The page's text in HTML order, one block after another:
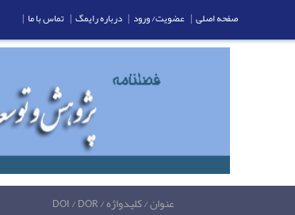
عنوان / کلیدواژه / DOI / DOR
صفحه اصلی | عضویت/ ورود | درباره رایمگ | تماس با ما |